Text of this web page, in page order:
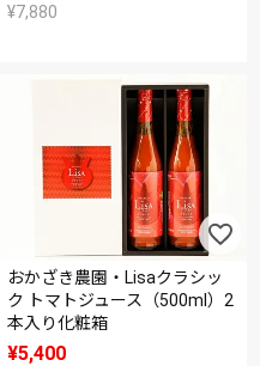
¥7,880
おかざき農園・Lisaクラシッ
ク トマトジュース（500ml）2
本入り化粧箱
¥5,400